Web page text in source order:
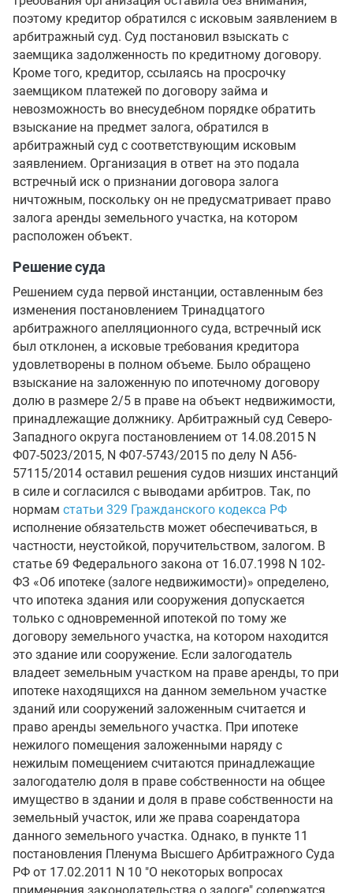
поэтому кредитор обратился с исковым заявлением в
арбитражный суд. Суд постановил взыскать с
заемщика задолженность по кредитному договору.
Кроме того, кредитор, ссылаясь на просрочку
заемщиком платежей по договору займа и
невозможность во внесудебном порядке обратить
взыскание на предмет залога, обратился в
арбитражный суд с соответствующим исковым
заявлением. Организация в ответ на это подала
встречный иск о признании договора залога
ничтожным, поскольку он не предусматривает право
залога аренды земельного участка, на котором
расположен объект.
Решение суда
Решением суда первой инстанции, оставленным без
изменения постановлением Тринадцатого
арбитражного апелляционного суда, встречный иск
был отклонен, а исковые требования кредитора
удовлетворены в полном объеме. Было обращено
взыскание на заложенную по ипотечному договору
долю в размере 2/5 в праве на объект недвижимости,
принадлежащие должнику. Арбитражный суд Северо-
Западного округа постановлением от 14.08.2015 N
Ф07-5023/2015, N Ф07-5743/2015 по делу N А56-
57115/2014 оставил решения судов низших инстанций
в силе и согласился с выводами арбитров. Так, по
нормам статьи 329 Гражданского кодекса РФ
исполнение обязательств может обеспечиваться, в
частности, неустойкой, поручительством, залогом. В
статье 69 Федерального закона от 16.07.1998 N 102-
ФЗ «Об ипотеке (залоге недвижимости)» определено,
что ипотека здания или сооружения допускается
только с одновременной ипотекой по тому же
договору земельного участка, на котором находится
это здание или сооружение. Если залогодатель
владеет земельным участком на праве аренды, то при
ипотеке находящихся на данном земельном участке
зданий или сооружений заложенным считается и
право аренды земельного участка. При ипотеке
нежилого помещения заложенными наряду с
нежилым помещением считаются принадлежащие
залогодателю доля в праве собственности на общее
имущество в здании и доля в праве собственности на
земельный участок, или же права соарендатора
данного земельного участка. Однако, в пункте 11
постановления Пленума Высшего Арбитражного Суда
РФ от 17.02.2011 N 10 "О некоторых вопросах